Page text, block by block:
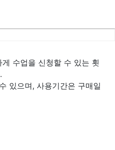
수업을 신청할 수 있는 횟
있으며, 사용기간은 구매일